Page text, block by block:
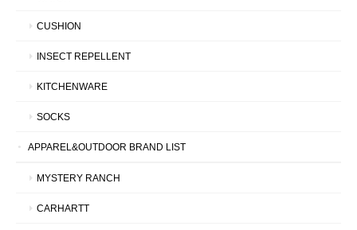
CUSHION
INSECT REPELLENT
KITCHENWARE
SOCKS
APPAREL&OUTDOOR BRAND LIST
MYSTERY RANCH
CARHARTT